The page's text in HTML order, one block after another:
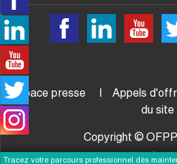
Espace presse Appels
du site
Copyright ©
Tracez votre parcours professionnel dès